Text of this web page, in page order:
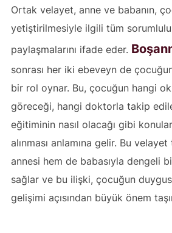
Ortak velayet, anne ve babanın,
yetiştirilmesiyle ilgili tüm
paylaşmalarını ifade eder.
sonrası her iki ebeveyn de
bir rol oynar. Bu, çocuğun hangi
göreceği, hangi doktorla takip
eğitiminin nasıl olacağı gibi
alınması anlamına gelir. Bu
annesi hem de babasıyla dengeli
sağlar ve bu ilişki, çocuğun
gelişimi açısından büyük önem